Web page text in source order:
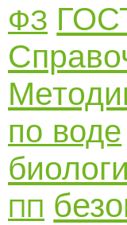
ФЗ
по воде
ПП